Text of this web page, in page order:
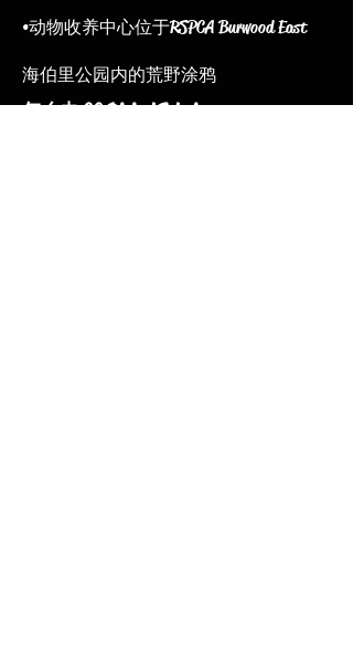
•动物收养中心位于RSPCA Burwood East
海伯里公园内的荒野涂鸦
怎么去 GC Digital Solutions